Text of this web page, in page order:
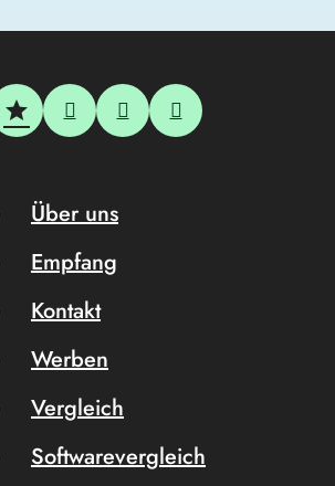
Über uns
Empfang
Kontakt
Werben
Vergleich
Softwarevergleich